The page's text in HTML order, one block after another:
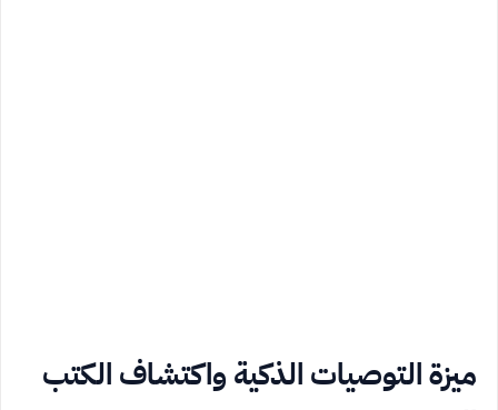
ميزة التوصيات الذكية واكتشاف الكتب